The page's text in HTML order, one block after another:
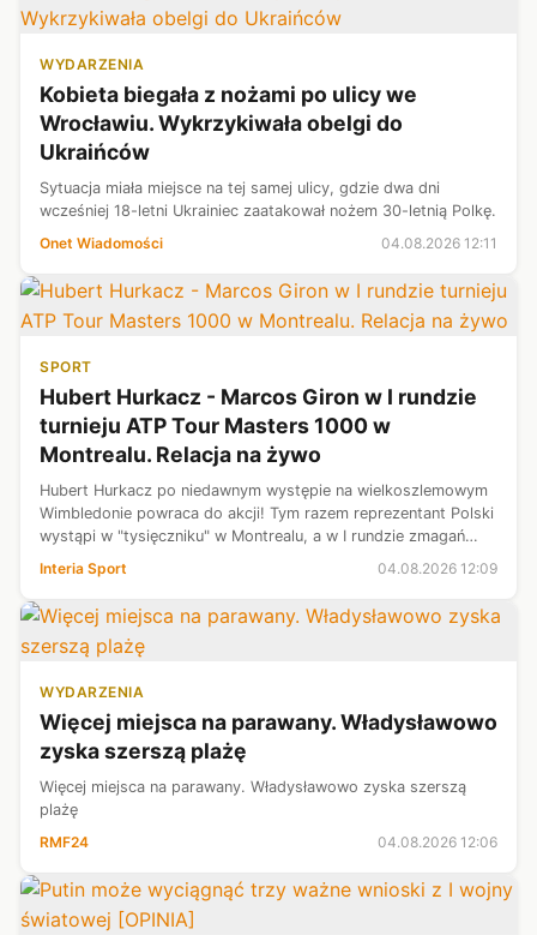
WYDARZENIA
Kobieta biegała z nożami po ulicy we
Wrocławiu. Wykrzykiwała obelgi do
Ukraińców
Sytuacja miała miejsce na tej samej ulicy, gdzie dwa dni
wcześniej 18-letni Ukrainiec zaatakował nożem 30-letnią Polkę.
Onet Wiadomości
04.08.2026 12:11
SPORT
Hubert Hurkacz - Marcos Giron w I rundzie
turnieju ATP Tour Masters 1000 w
Montrealu. Relacja na żywo
Hubert Hurkacz po niedawnym występie na wielkoszlemowym
Wimbledonie powraca do akcji! Tym razem reprezentant Polski
wystąpi w "tysięczniku" w Montrealu, a w I rundzie zmagań
dotychczas mierzy...
Interia Sport 04.08.2026 12:09
WYDARZENIA
Więcej miejsca na parawany. Władysławowo
zyska szerszą plażę
Więcej miejsca na parawany. Władysławowo zyska szerszą
plażę
RMF24
04.08.2026 12:06